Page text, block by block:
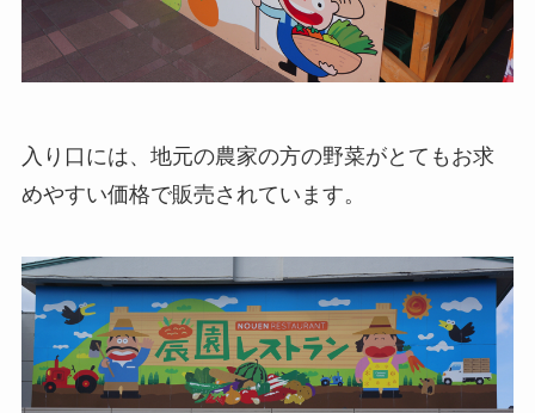
入り口には、地元の農家の方の野菜がとてもお求
めやすい価格で販売されています。